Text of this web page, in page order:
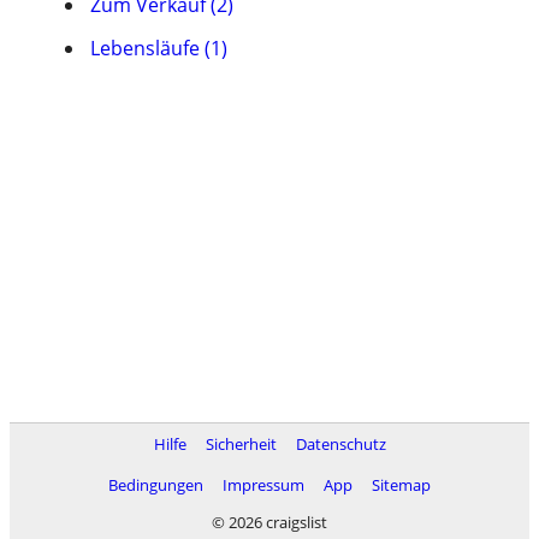
Lebensläufe (1)
Hilfe Sicherheit
Datenschutz
Bedingungen
Impressum App
Sitemap
© 2026 craigslist